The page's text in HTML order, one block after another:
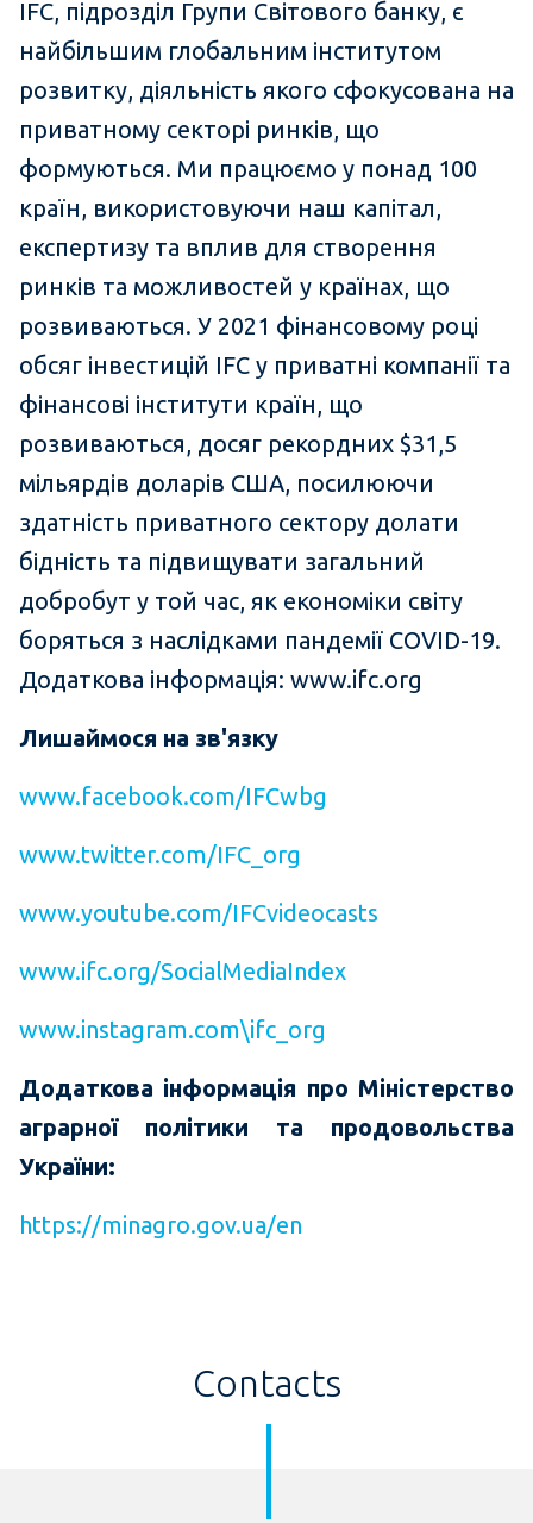
IFC, підрозділ Групи Світового банку, є
найбільшим глобальним інститутом
розвитку, діяльність якого сфокусована на
приватному секторі ринків, що
формуються. Ми працюємо у понад 100
країн, використовуючи наш капітал,
експертизу та вплив для створення
ринків та можливостей у країнах, що
розвиваються. У 2021 фінансовому році
обсяг інвестицій IFC у приватні компанії та
фінансові інститути країн, що
розвиваються, досяг рекордних $31,5
мільярдів доларів США, посилюючи
здатність приватного сектору долати
бідність та підвищувати загальний
добробут у той час, як економіки світу
боряться з наслідками пандемії COVID-19.
Додаткова інформація: www.ifc.org
Лишаймося на зв'язку
www.facebook.com/IFCwbg
www.twitter.com/IFC_org
www.youtube.com/IFCvideocasts
www.ifc.org/SocialMediaIndex
www.instagram.com\ifc_org
Додаткова інформація про Міністерство
аграрної політики та продовольства
України:
https://minagro.gov.ua/en
Contacts